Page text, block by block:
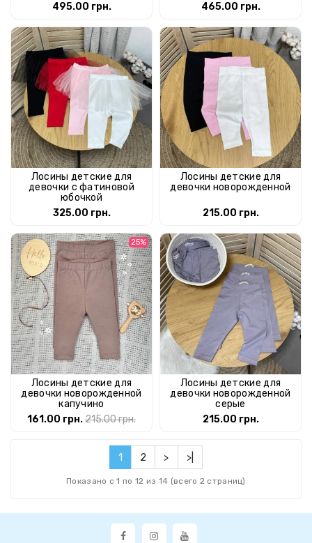
495.00 грн.
465.00 грн.
Лосины детские для
девочки c фатиновой
юбочкой
325.00 грн.
Лосины детские для
девочки новорожденной
215.00 грн.
25%
Лосины детские для
девочки новорожденной
капучино
161.00 грн.215.00 грн.
Лосины детские для
девочки новорожденной
серые
215.00 грн.
1 2 > >|
Показано с 1 по 12 из 14 (всего 2 страниц)